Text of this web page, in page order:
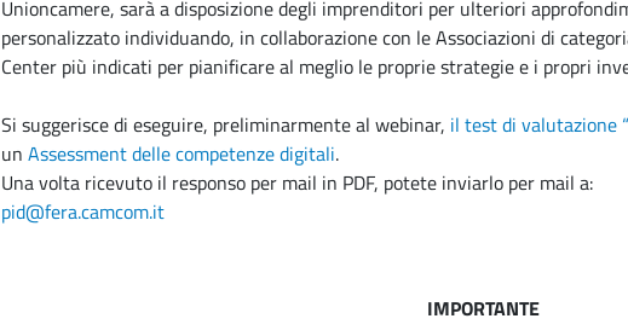
Unioncamere, sarà a disposizione degli imprenditori per ulteriori
personalizzato individuando, in collaborazione con le Associazioni di
Center più indicati per pianificare al meglio le proprie strategie e i propri
Si suggerisce di eseguire, preliminarmente al webinar, il test di valutazione
un Assessment delle competenze digitali.
Una volta ricevuto il responso per mail in PDF, potete inviarlo per mail a:
pid@fera.camcom.it
IMPORTANTE